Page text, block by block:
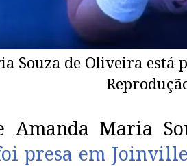
Souza de Oliveira está
Amanda Maria
presa em